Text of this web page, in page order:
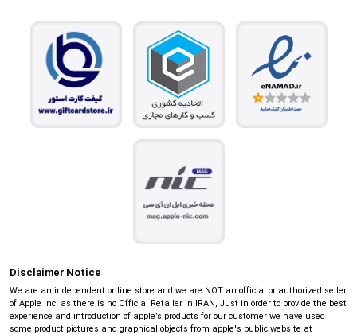
Disclaimer Notice
We are an independent online store and we are NOT an official or authorized seller
of Apple Inc. as there is no Official Retailer in IRAN, Just in order to provide the best
experience and introduction of apple’s products for our customer we have used
some product pictures and graphical objects from apple's public website at